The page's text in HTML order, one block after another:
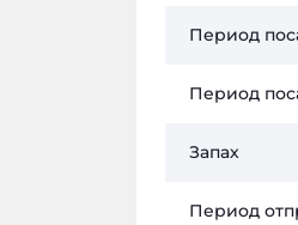
Период
Период
Запах
Период